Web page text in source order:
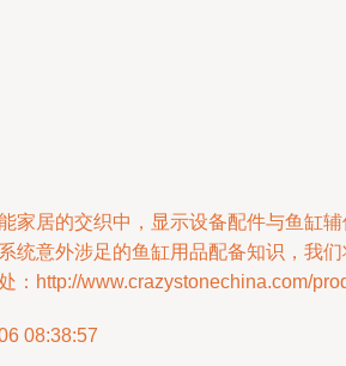
家居的交织中，显示设备配件与鱼缸
统意外涉足的鱼缸用品配备知识，我
：http://www.crazystonechina.com/
08:38:57